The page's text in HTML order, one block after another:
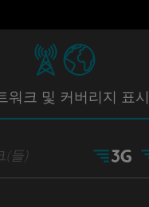
워크 및 커버리지 표시
(들)